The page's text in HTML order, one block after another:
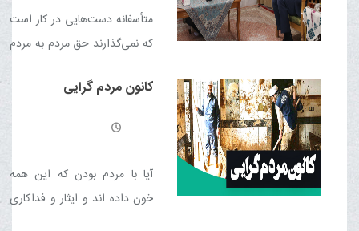
متأسفانه دست‌هایی در کار است
که نمی‌گذارند حق مردم به مردم
با اقدامات خود موجب افزایش
کانون مردم گرایی
آیا با مردم بودن که این همه
خون داده اند و ایثار و فداکاری